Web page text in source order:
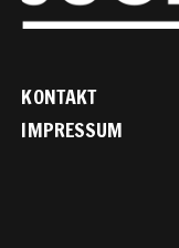
KONTAKT
IMPRESSUM